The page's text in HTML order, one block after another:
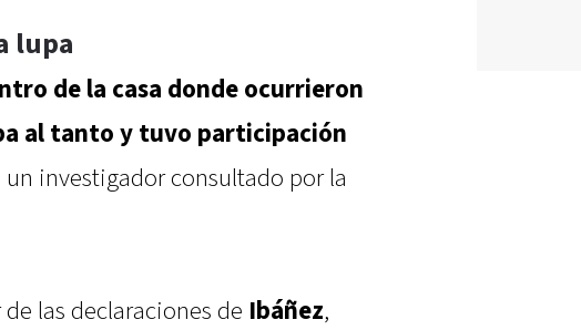
lupa
de la casa donde ocurrieron
al tanto y tuvo participación
un investigador consultado por la
las declaraciones de Ibáñez,